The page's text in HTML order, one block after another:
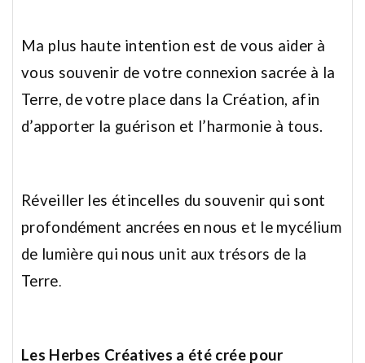
Ma plus haute intention est de vous aider à
vous souvenir de votre connexion sacrée à la
Terre, de votre place dans la Création, afin
d’apporter la guérison et l’harmonie à tous.
Réveiller les étincelles du souvenir qui sont
profondément ancrées en nous et le mycélium
de lumière qui nous unit aux trésors de la
Terre
Les Herbes Créatives a été crée pour